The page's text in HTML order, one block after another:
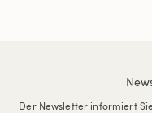
Der Newsletter informiert